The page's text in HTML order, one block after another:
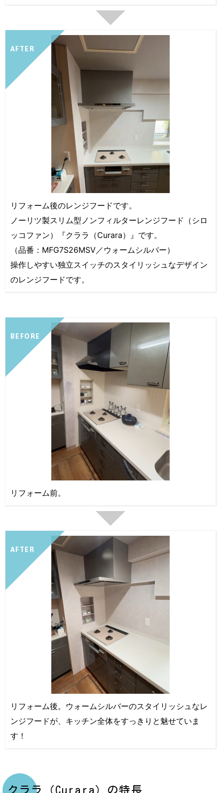
AFTER
リフォーム後のレンジフードです。
ノーリツ製スリム型ノンフィルターレンジフード（シロ
ッコファン）『クララ（Curara）』です。
（品番：MFG7S26MSV／ウォームシルバー）
操作しやすい独立スイッチのスタイリッシュなデザイン
のレンジフードです。
BEFORE
リフォーム前。
AFTER
リフォーム後。ウォームシルバーのスタイリッシュなレ
ンジフードが、キッチン全体をすっきりと魅せていま
す！
クララ（Curara）の特長